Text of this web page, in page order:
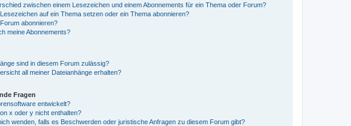
zwischen einem Lesezeichen und einem Abonnements für ein Thema oder Forum?
auf ein Thema setzen oder ein Thema abonnieren?
abonnieren?
meine Abonnements?
sind in diesem Forum zulässig?
all meiner Dateianhänge erhalten?
Fragen
entwickelt?
x oder y nicht enthalten?
wenden, falls es Beschwerden oder juristische Anfragen zu diesem Forum gibt?